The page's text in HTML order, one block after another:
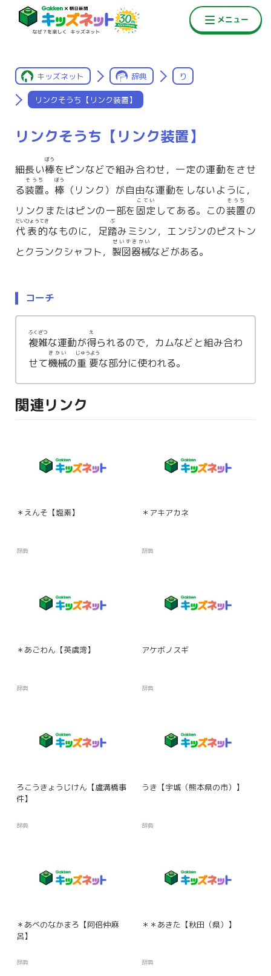
キッズネット 辞典 り
リンクそうち【リンク装置】
リンクそうち【リンク装置】
細長い棒
ぼう
をピンなどで組み合わせ，一定の運動をさせ
る装置
そうち
。 棒
ぼう
（リンク）が自由な運動をしないように，
リンクまたはピンの一部を 固定
こてい
してある。この装置
そうち
の
代表的
だいひょうてき
なものに，足踏
ぶ
みミシン，エンジンのピストン
とクランクシャフト， 製図器械
せいずきかい
などがある。
コーチ
複雑
ふくざつ
な運動が得
え
られるので，カムなどと組み合わ
せて機械
きかい
の重要
じゅうよう
な部分に使われる。
関連リンク
＊えんそ【塩素】
辞典
＊アキアカネ
辞典
＊あごわん【英虞湾】
辞典
アケボノスギ
辞典
ろこうきょうじけん【盧溝橋事
件】
辞典
うき【宇城（熊本県の市）】
辞典
＊あべのなかまろ【阿倍仲麻
呂】
辞典
＊＊あきた【秋田（県）】
辞典